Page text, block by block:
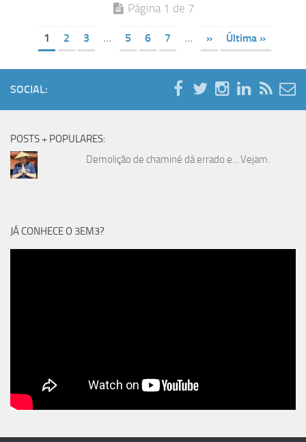
Página 1 de 7
1 2 3 ... 5 6 7 ... » Última »
SOCIAL:
POSTS + POPULARES:
Demolição de chaminé dá errado e... Vejam.
JÁ CONHECE O 3EM3?